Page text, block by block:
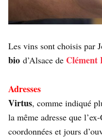
Les vins sont choisis par
bio d’Alsace de Clément
Adresses
Virtus, comme indiqué
la même adresse que
coordonnées et jours